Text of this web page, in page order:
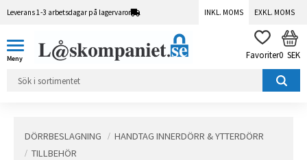
Leverans 1-3 arbetsdagar på lagervaror INKL. MOMS EXKL. MOMS
FAVORITER
0 SEK
DÖRRBESLAGNING
HANDTAG INNERDÖRR & YTTERDÖRR
TILLBEHÖR